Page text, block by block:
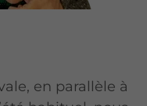
en parallèle à